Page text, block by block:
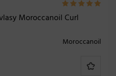
Moroccanoil Curl
Moroccanoil